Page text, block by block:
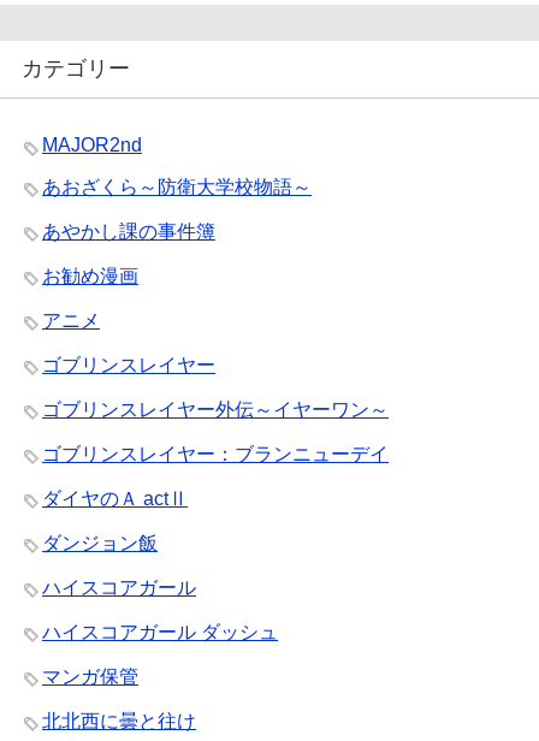
カテゴリー
MAJOR2nd
あおざくら～防衛大学校物語～
あやかし課の事件簿
お勧め漫画
アニメ
ゴブリンスレイヤー
ゴブリンスレイヤー外伝～イヤーワン～
ゴブリンスレイヤー：ブランニューデイ
ダイヤのＡ actⅡ
ダンジョン飯
ハイスコアガール
ハイスコアガール ダッシュ
マンガ保管
北北西に曇と往け